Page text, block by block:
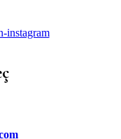
instagram